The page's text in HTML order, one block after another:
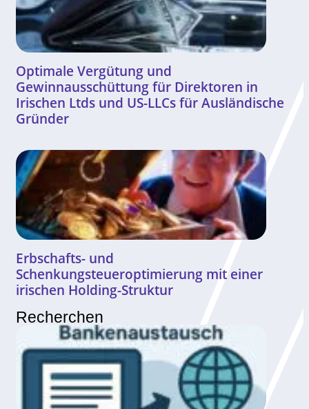
Optimale Vergütung und
Gewinnausschüttung für Direktoren in
Irischen Ltds und US-LLCs für Ausländische
Gründer
Erbschafts- und
Schenkungsteueroptimierung mit einer
irischen Holding-Struktur
Recherchen